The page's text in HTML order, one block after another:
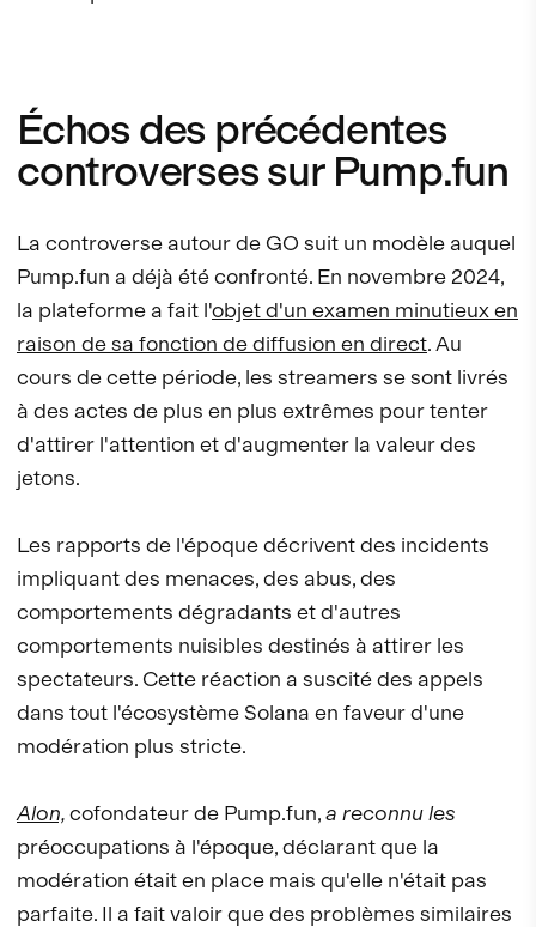
Échos des précédentes
controverses sur Pump.fun
La controverse autour de GO suit un modèle auquel
Pump.fun a déjà été confronté. En novembre 2024,
la plateforme a fait l'objet d'un examen minutieux en
raison de sa fonction de diffusion en direct. Au
cours de cette période, les streamers se sont livrés
à des actes de plus en plus extrêmes pour tenter
d'attirer l'attention et d'augmenter la valeur des
jetons.
Les rapports de l'époque décrivent des incidents
impliquant des menaces, des abus, des
comportements dégradants et d'autres
comportements nuisibles destinés à attirer les
spectateurs. Cette réaction a suscité des appels
dans tout l'écosystème Solana en faveur d'une
modération plus stricte.
Alon,cofondateur de Pump.fun,a reconnu les
préoccupations à l'époque, déclarant que la
modération était en place mais qu'elle n'était pas
parfaite. Il a fait valoir que des problèmes similaires